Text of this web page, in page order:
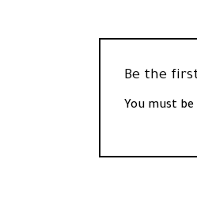
You must be